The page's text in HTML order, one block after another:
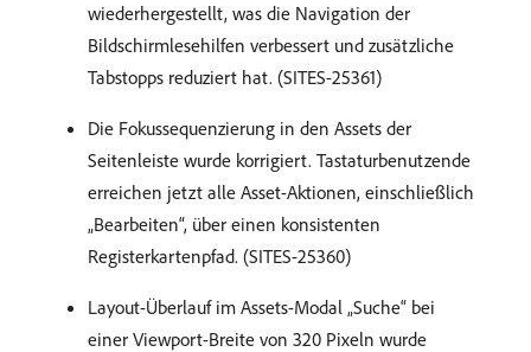
wiederhergestellt, was die Navigation der
Bildschirmlesehilfen verbessert und zusätzliche
Tabstopps reduziert hat. (SITES-25361)
Die Fokussequenzierung in den Assets der
Seitenleiste wurde korrigiert. Tastaturbenutzende
erreichen jetzt alle Asset-Aktionen, einschließlich
„Bearbeiten“, über einen konsistenten
Registerkartenpfad. (SITES-25360)
Layout-Überlauf im Assets-Modal „Suche“ bei
einer Viewport-Breite von 320 Pixeln wurde